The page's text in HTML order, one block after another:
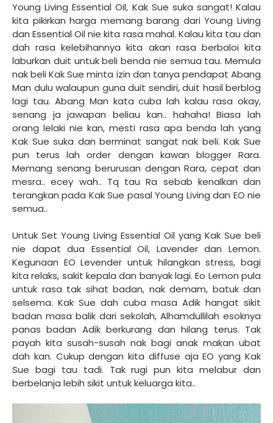
Young Living Essential Oil, Kak Sue suka sangat! Kalau
kita pikirkan harga memang barang dari Young Living
dan Essential Oil nie kita rasa mahal. Kalau kita tau dan
dah rasa kelebihannya kita akan rasa berbaloi kita
laburkan duit untuk beli benda nie semua tau. Memula
nak beli Kak Sue minta izin dan tanya pendapat Abang
Man dulu walaupun guna duit sendiri, duit hasil berblog
lagi tau. Abang Man kata cuba lah kalau rasa okay,
senang ja jawapan beliau kan.. hahaha! Biasa lah
orang lelaki nie kan, mesti rasa apa benda lah yang
Kak Sue suka dan berminat sangat nak beli. Kak Sue
pun terus lah order dengan kawan blogger Rara.
Memang senang berurusan dengan Rara, cepat dan
mesra.. ecey wah.. Tq tau Ra sebab kenalkan dan
terangkan pada Kak Sue pasal Young Living dan EO nie
semua..
Untuk Set Young Living Essential Oil yang Kak Sue beli
nie dapat dua Essential Oil, Lavender dan Lemon.
Kegunaan EO Levender untuk hilangkan stress, bagi
kita relaks, sakit kepala dan banyak lagi. Eo Lemon pula
untuk rasa tak sihat badan, nak demam, batuk dan
selsema. Kak Sue dah cuba masa Adik hangat sikit
badan masa balik dari sekolah, Alhamdullilah esoknya
panas badan Adik berkurang dan hilang terus. Tak
payah kita susah-susah nak bagi anak makan ubat
dah kan. Cukup dengan kita diffuse aja EO yang Kak
Sue bagi tau tadi. Tak rugi pun kita melabur dan
berbelanja lebih sikit untuk keluarga kita..